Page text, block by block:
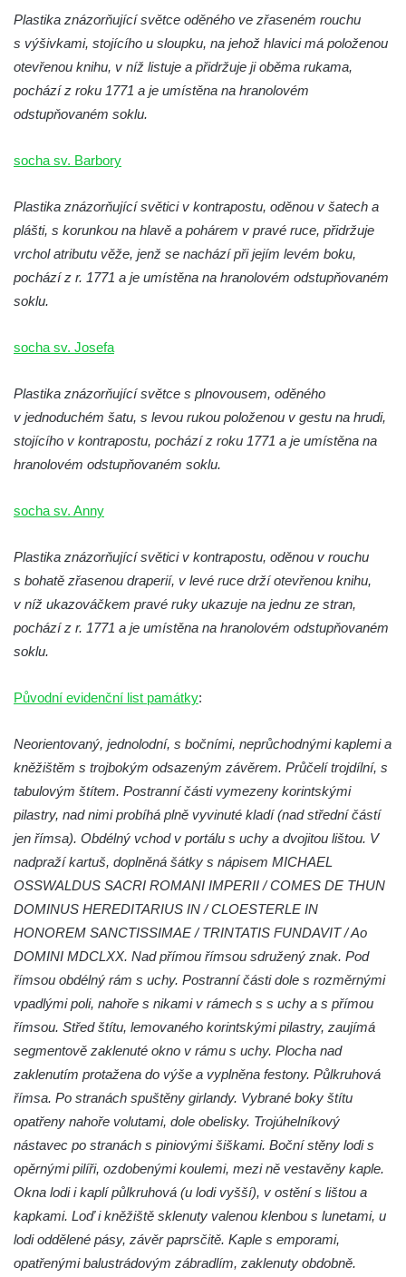
Kostel Zvěstování Panny Marie v Duchcově
Výklenková kaple v Teplické ulici u stadionu
v Duchcově
Kaple svaté Anny v Jeníkově
Kaple svatého Jana Nepomuckého v
Kaple Andělů strážných (Fürleova kaple) v
Balzerova kaple v Mikulášovicích
Kostel svatého Mikuláše v Třebušíně
Zákupech
Kostel svatých Fabiána a Šebestiána v
Kostel svatého Havla v Kuřívodech
Kostel Nalezení svatého Kříže ve Frýdlantu
Kaple Božího hrobu na Křížové cestě na
Křížovém vrchu ve Frýdlantu
Poustevna na Křížové cestě na Křížovém
vrchu ve Frýdlantu
Kostel svatého Jakuba Většího v Sokolově
Kostel Nanebevzetí Panny Marie ve
Slunečné
Kostel Jména Panny Marie v Sepekově
Kostel svatých Petra a Pavla v Růžové
Kaple Stětí svatého Jana Křtitele v
Rumburku
Bývalá synagoga v Milevsku
Kostel svaté Kateřiny Alexandrijské v
Krásně
Kostel Božího Těla v Kraslicích
Kaple Panny Marie pod hradem Přimda
Plastika znázorňující světce oděného ve zřaseném rouchu
s výšivkami, stojícího u sloupku, na jehož hlavici má položenou
otevřenou knihu, v níž listuje a přidržuje ji oběma rukama,
pochází z roku 1771 a je umístěna na hranolovém
odstupňovaném soklu.
socha sv. Barbory
Plastika znázorňující světici v kontrapostu, oděnou v šatech a
plášti, s korunkou na hlavě a pohárem v pravé ruce, přidržuje
vrchol atributu věže, jenž se nachází při jejím levém boku,
pochází z r. 1771 a je umístěna na hranolovém odstupňovaném
soklu.
socha sv. Josefa
Plastika znázorňující světce s plnovousem, oděného
v jednoduchém šatu, s levou rukou položenou v gestu na hrudi,
stojícího v kontrapostu, pochází z roku 1771 a je umístěna na
hranolovém odstupňovaném soklu.
socha sv. Anny
Plastika znázorňující světici v kontrapostu, oděnou v rouchu
s bohatě zřasenou draperií, v levé ruce drží otevřenou knihu,
v níž ukazováčkem pravé ruky ukazuje na jednu ze stran,
pochází z r. 1771 a je umístěna na hranolovém odstupňovaném
soklu.
Původní evidenční list památky:
Neorientovaný, jednolodní, s bočními, neprůchodnými kaplemi a
kněžištěm s trojbokým odsazeným závěrem. Průčelí trojdílní, s
tabulovým štítem. Postranní části vymezeny korintskými
pilastry, nad nimi probíhá plně vyvinuté kladí (nad střední částí
jen římsa). Obdélný vchod v portálu s uchy a dvojitou lištou. V
nadpraží kartuš, doplněná šátky s nápisem MICHAEL
OSSWALDUS SACRI ROMANI IMPERII / COMES DE THUN
DOMINUS HEREDITARIUS IN / CLOESTERLE IN
HONOREM SANCTISSIMAE / TRINTATIS FUNDAVIT / Ao
DOMINI MDCLXX. Nad přímou římsou sdružený znak. Pod
římsou obdélný rám s uchy. Postranní části dole s rozměrnými
vpadlými poli, nahoře s nikami v rámech s s uchy a s přímou
římsou. Střed štítu, lemovaného korintskými pilastry, zaujímá
segmentově zaklenuté okno v rámu s uchy. Plocha nad
zaklenutím protažena do výše a vyplněna festony. Půlkruhová
římsa. Po stranách spuštěny girlandy. Vybrané boky štítu
opatřeny nahoře volutami, dole obelisky. Trojúhelníkový
nástavec po stranách s piniovými šiškami. Boční stěny lodi s
opěrnými pilíři, ozdobenými koulemi, mezi ně vestavěny kaple.
Okna lodi i kaplí půlkruhová (u lodi vyšší), v ostění s lištou a
kapkami. Loď i kněžiště sklenuty valenou klenbou s lunetami, u
lodi oddělené pásy, závěr paprsčitě. Kaple s emporami,
opatřenými balustrádovým zábradlím, zaklenuty obdobně.